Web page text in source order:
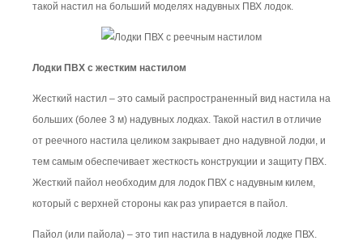
такой настил на больший моделях надувных ПВХ лодок.
Лодки ПВХ с жестким настилом
Жесткий настил – это самый распространенный вид настила на
больших (более 3 м) надувных лодках. Такой настил в отличие
от реечного настила целиком закрывает дно надувной лодки, и
тем самым обеспечивает жесткость конструкции и защиту ПВХ.
Жесткий пайол необходим для лодок ПВХ с надувным килем,
который с верхней стороны как раз упирается в пайол.
Пайол (или пайола) – это тип настила в надувной лодке ПВХ.